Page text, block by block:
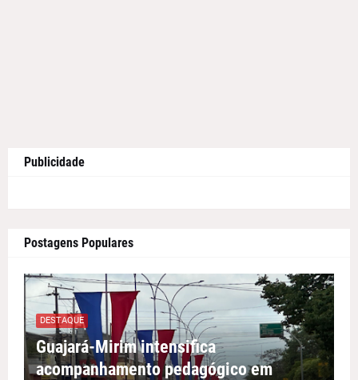
Publicidade
Postagens Populares
DESTAQUE
Guajará-Mirim intensifica
acompanhamento pedagógico em